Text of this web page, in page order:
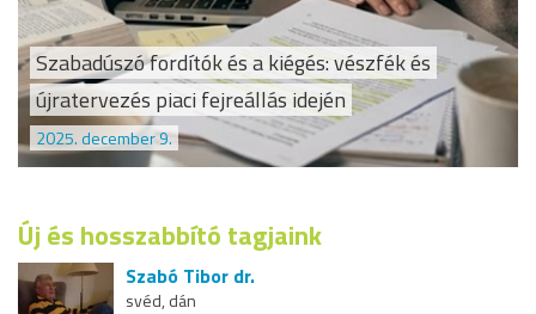
Szabadúszó fordítók és a kiégés: vészfék és
újratervezés piaci fejreállás idején
2025. december 9.
Új és hosszabbító tagjaink
Szabó Tibor dr.
svéd, dán